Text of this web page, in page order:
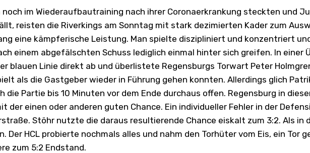
noch im Wiederaufbautraining nach ihrer Coronaerkrankung steckten und
reisten die Riverkings am Sonntag mit stark dezimierten Kader zum
eine kämpferische Leistung. Man spielte diszipliniert und konzentriert
einem abgefälschten Schuss lediglich einmal hinter sich greifen. In einer
blauen Linie direkt ab und überlistete Regensburgs Torwart Peter
als die Gastgeber wieder in Führung gehen konnten. Allerdings glich
Partie bis 10 Minuten vor dem Ende durchaus offen. Regensburg in
der einen oder anderen guten Chance. Ein individueller Fehler in der
Stöhr nutzte die daraus resultierende Chance eiskalt zum 3:2. Als in
HCL probierte nochmals alles und nahm den Torhüter vom Eis, ein Tor
zum 5:2 Endstand.